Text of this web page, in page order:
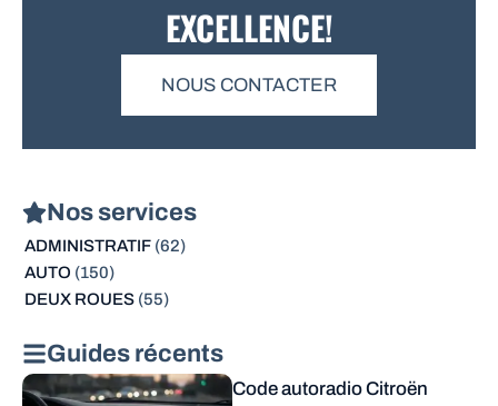
EXCELLENCE!
NOUS CONTACTER
Nos services
ADMINISTRATIF(62)
AUTO (150)
DEUX ROUES(55)
Guides récents
Code autoradio Citroën